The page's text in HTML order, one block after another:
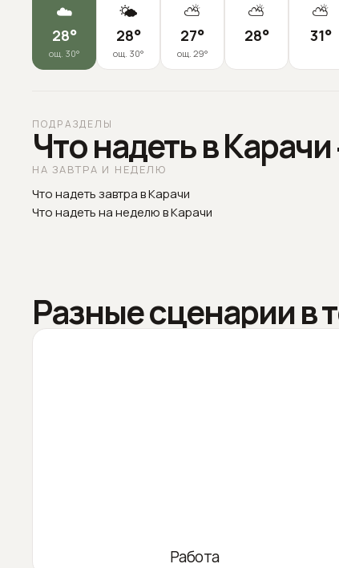
☁️
28°
ощ. 30°
🌤️
28°
ощ. 30°
⛅
27°
ощ. 29°
⛅
28°
⛅
31°
ПОДРАЗДЕЛЫ
Что надеть в
НА ЗАВТРА И НЕДЕЛЮ
Что надеть завтра в Карачи
Что надеть на неделю в Карачи
Разные сценарии в
Работа